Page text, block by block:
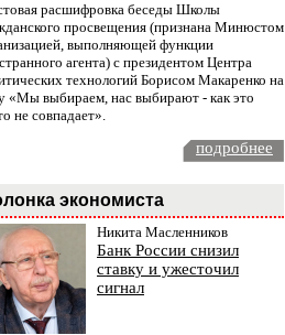
расшифровка беседы Школы
просвещения (признана Минюстом
выполняющей функции
агента) с президентом Центра
технологий Борисом Макаренко на
«Мы выбираем, нас выбирают - как это
не совпадает».
подробнее
экономиста
Никита Масленников
Банк России снизил
ставку и ужесточил
сигнал